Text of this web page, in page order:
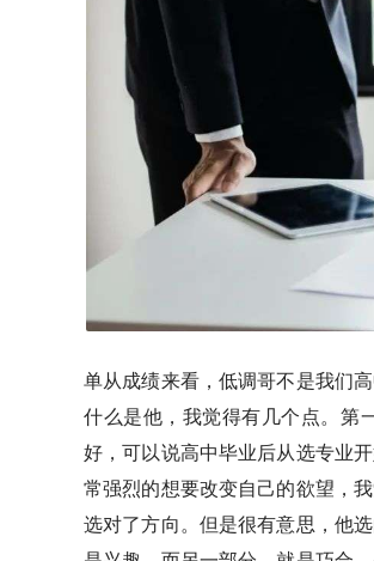
单从成绩来看，低调哥不是我们
什么是他，我觉得有几个点。第
好，可以说高中毕业后从选专业
常强烈的想要改变自己的欲望，
选对了方向。但是很有意思，他